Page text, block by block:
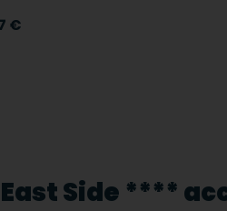
€
Side ****